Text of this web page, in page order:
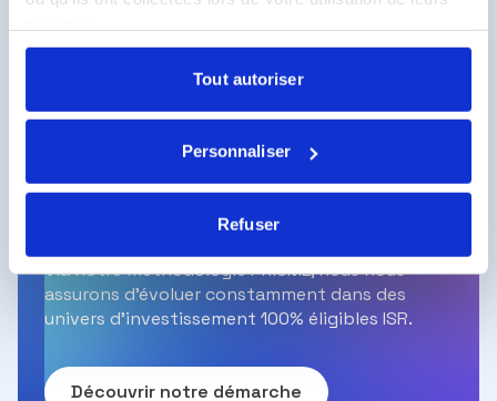
Tout autoriser
Personnaliser
Refuser
Tous nos fonds ouverts sont
Via notre méthodologie PRISME, nous nous
assurons d’évoluer constamment dans des
univers d’investissement 100% éligibles ISR.
Découvrir notre démarche